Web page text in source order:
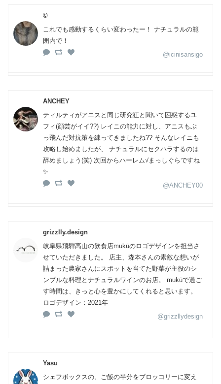
©︎
これでも感動するくらい変わったー！ ナチュラルの範
囲内で！
@icinisansigo
ANCHEY
ティルティがアニスと同じ研究狂と聞いて困惑するユ
フィ(顔芸がイイ??) レイニの能力に対し、アニスもぶ
っ飛んだ対抗策を練ってきましたね?? そんなレイニも
攻略し始めましたが、 ナチュラルにセクハラするのは
辞めましょう(笑) 次回からハーレム√まっしぐらですね
✨
@ANCHEY00
grizzlly.design
岐阜県飛騨高山の飲食店mukūのロゴデザインを担当さ
せていただきました。 店主、森本さんの素敵な想いが
詰まった農家さんにスポットを当てた野菜が主役のシ
ンプルな料理とナチュラルワインのお店。 mukūで過ご
す時間は、きっと心を豊かにしてくれると思います。
ロゴデザイン：2021年
@grizzllydesign
Yasu
シェフボックスの、ご飯の半分をブロッコリーに変え